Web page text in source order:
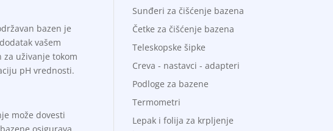
bazen je
vašem
uživanje tokom
pH vrednosti.
može dovesti
Sunđeri za čišćenje bazena
Četke za čišćenje bazena
Teleskopske šipke
Creva - nastavci - adapteri
Podloge za bazene
Termometri
Lepak i folija za krpljenje